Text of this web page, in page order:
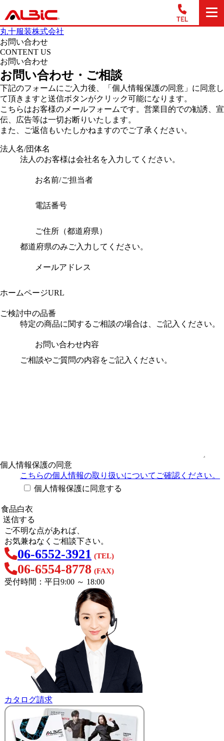
丸十服装株式会社
お問い合わせ
CONTENT US
お問い合わせ
お問い合わせ・ご相談
下記のフォームにご入力後、「個人情報保護の同意」に同意し
て頂きますと送信ボタンがクリック可能になります。
こちらはお客様のメールフォームです。営業目的での勧誘、宣
伝、広告等は一切お断りいたします。
また、ご返信もいたしかねますのでご了承ください。
法人名/団体名
法人のお客様は会社名を入力してください。
お名前/ご担当者
電話番号
ご住所（都道府県）
都道府県のみご入力してください。
メールアドレス
ホームページURL
ご検討中の品番
特定の商品に関するご相談の場合は、ご記入ください。
お問い合わせ内容
ご相談やご質問の内容をご記入ください。
個人情報保護の同意
こちらの個人情報の取り扱いについてご確認ください。
個人情報保護に同意する
ご不明な点があれば、
お気兼ねなくご相談下さい。
06-6552-3921 (TEL)
06-6554-8778 (FAX)
受付時間：平日9:00 ～ 18:00
カタログ請求